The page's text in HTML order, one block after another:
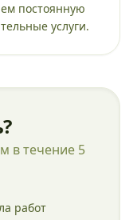
постоянную
услуги.
в течение 5
работ